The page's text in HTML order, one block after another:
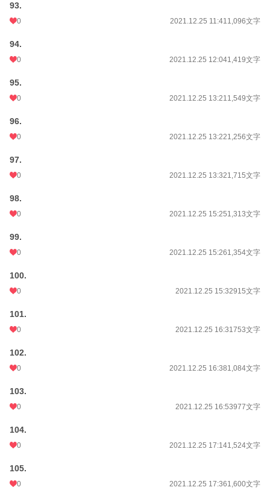
93.
0 2021.12.25 11:411,096文字
94.
0 2021.12.25 12:041,419文字
95.
0 2021.12.25 13:211,549文字
96.
0 2021.12.25 13:221,256文字
97.
0 2021.12.25 13:321,715文字
98.
0 2021.12.25 15:251,313文字
99.
0 2021.12.25 15:261,354文字
100.
0 2021.12.25 15:32915文字
101.
0 2021.12.25 16:31753文字
102.
0 2021.12.25 16:381,084文字
103.
0 2021.12.25 16:53977文字
104.
0 2021.12.25 17:141,524文字
105.
0 2021.12.25 17:361,600文字